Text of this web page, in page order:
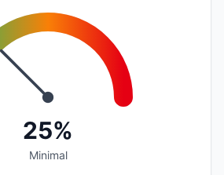
25%
Minimal